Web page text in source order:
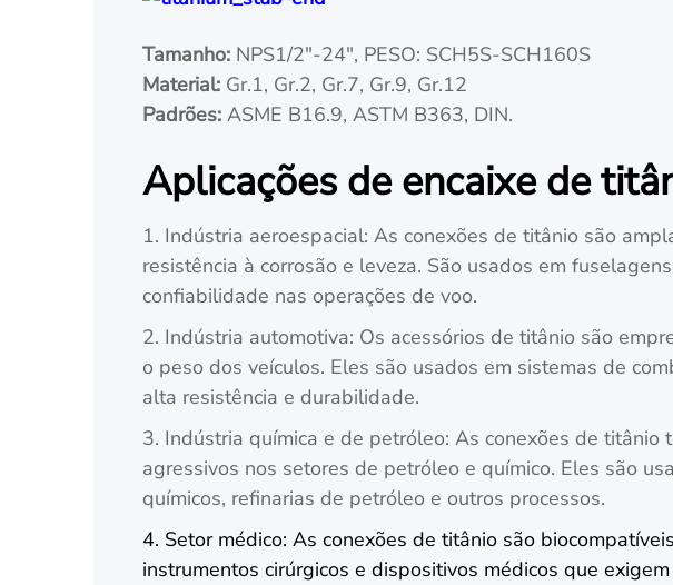
Tamanho: NPS1/2"-24", PESO: SCH5S-SCH160S
Material: Gr.1, Gr.2, Gr.7, Gr.9, Gr.12
Padrões: ASME B16.9, ASTM B363, DIN.
Aplicações de encaixe de
1. Indústria aeroespacial: As conexões de titânio são
resistência à corrosão e leveza. São usados em
confiabilidade nas operações de voo.
2. Indústria automotiva: Os acessórios de titânio são
o peso dos veículos. Eles são usados em sistemas de
alta resistência e durabilidade.
3. Indústria química e de petróleo: As conexões de
agressivos nos setores de petróleo e químico. Eles são
químicos, refinarias de petróleo e outros processos.
4. Setor médico: As conexões de titânio são
instrumentos cirúrgicos e dispositivos médicos que